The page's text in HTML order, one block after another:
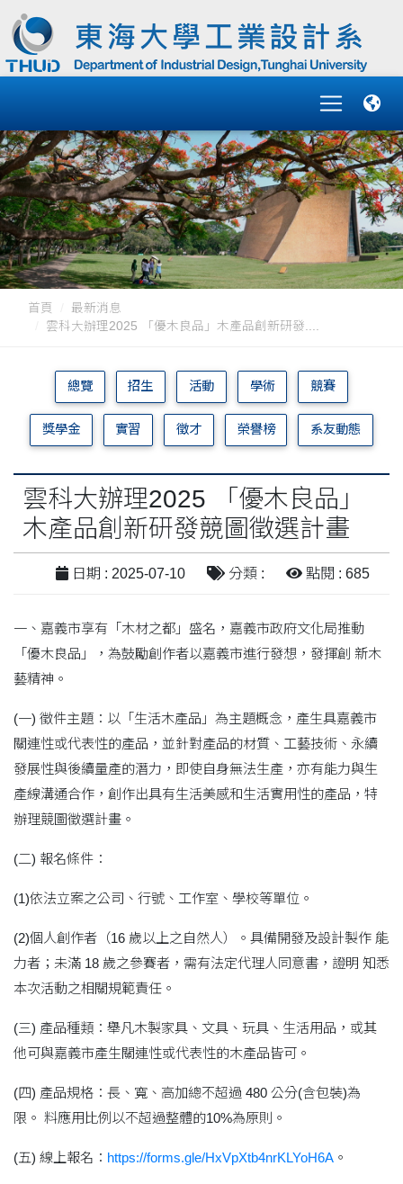
首頁
最新消息
雲科大辦理2025 「優木良品」木產品創新研發....
總覽 招生 活動 學術 競賽
獎學金 實習 徵才 榮譽榜 系友動態
雲科大辦理2025 「優木良品」
木產品創新研發競圖徵選計畫
日期 : 2025-07-10 分類 : 點閱 : 685
一、嘉義市享有「木材之都」盛名，嘉義市政府文化局推動
「優木良品」，為鼓勵創作者以嘉義市進行發想，發揮創 新木
藝精神。
(一) 徵件主題：以「生活木產品」為主題概念，產生具嘉義市
關連性或代表性的產品，並針對產品的材質、工藝技術、永續
發展性與後續量產的潛力，即使自身無法生產，亦有能力與生
產線溝通合作，創作出具有生活美感和生活實用性的產品，特
辦理競圖徵選計畫。
(二) 報名條件：
(1)依法立案之公司、行號、工作室、學校等單位。
(2)個人創作者（16 歲以上之自然人）。具備開發及設計製作 能
力者；未滿 18 歲之參賽者，需有法定代理人同意書，證明 知悉
本次活動之相關規範責任。
(三) 產品種類：舉凡木製家具、文具、玩具、生活用品，或其
他可與嘉義市產生關連性或代表性的木產品皆可。
(四) 產品規格：長、寬、高加總不超過 480 公分(含包裝)為
限。 料應用比例以不超過整體的10%為原則。
(五) 線上報名： https://forms.gle/HxVpXtb4nrKLYoH6A 。